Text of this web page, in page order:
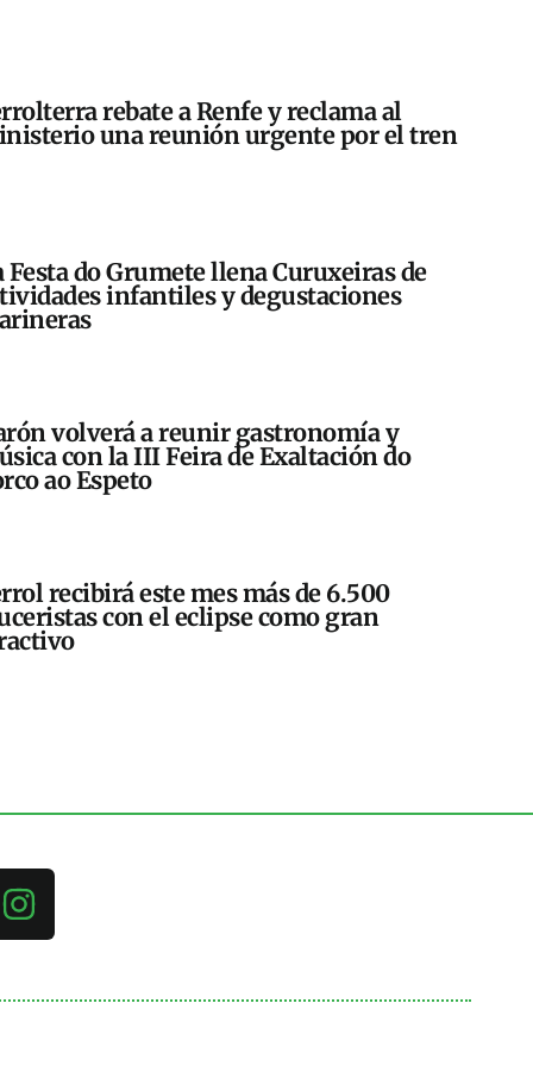
rebate a Renfe y reclama al
una reunión urgente por el tren
Festa do Grumete llena Curuxeiras de
infantiles y degustaciones
volverá a reunir gastronomía y
con la III Feira de Exaltación do
ao Espeto
recibirá este mes más de 6.500
con el eclipse como gran